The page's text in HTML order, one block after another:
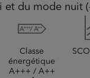
et du mode nuit
Classe
énergétique
A+++ / A++